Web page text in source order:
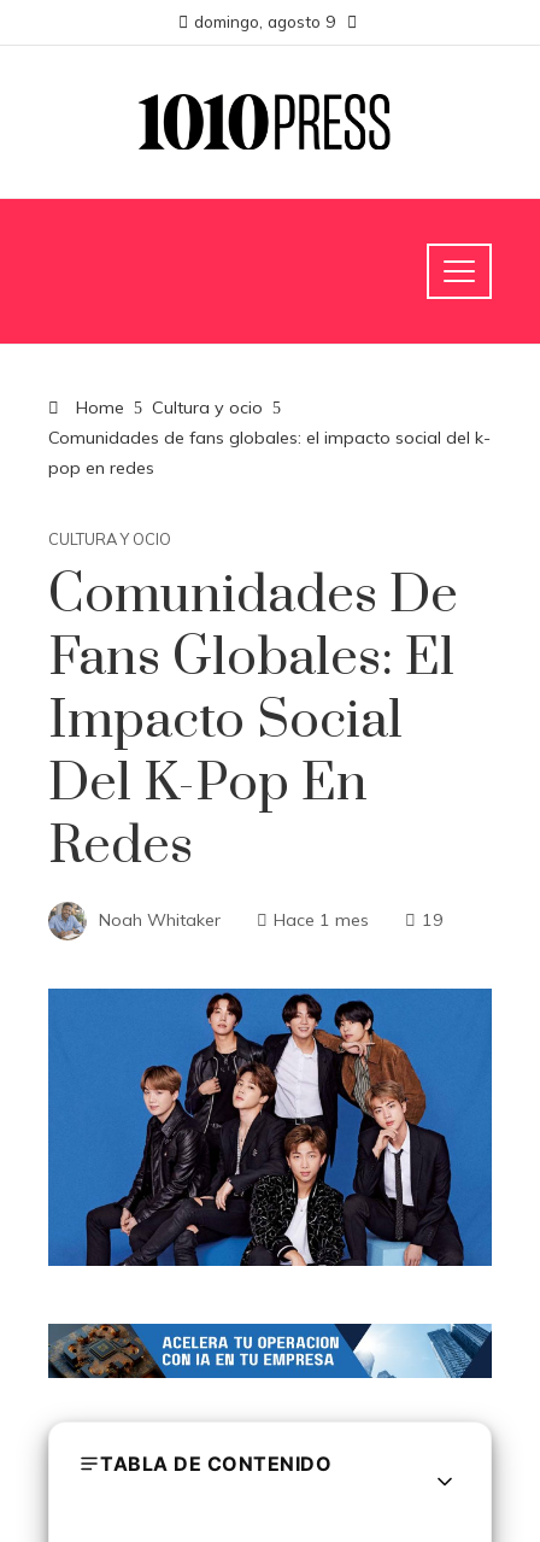
domingo, agosto 9
Home
Cultura y ocio
Comunidades de fans globales: el impacto social del k-
pop en redes
CULTURA Y OCIO
Comunidades De
Fans Globales: El
Impacto Social
Del K-Pop En
Redes
Noah Whitaker Hace 1 mes 19
TABLA DE CONTENIDO